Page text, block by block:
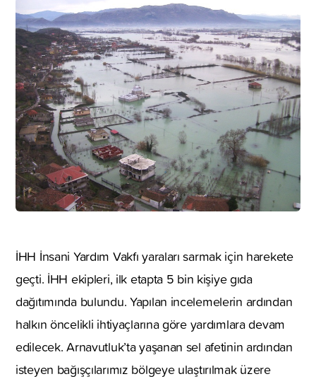
İHH İnsani Yardım Vakfı yaraları sarmak için harekete
geçti. İHH ekipleri, ilk etapta 5 bin kişiye gıda
dağıtımında bulundu. Yapılan incelemelerin ardından
halkın öncelikli ihtiyaçlarına göre yardımlara devam
edilecek. Arnavutluk’ta yaşanan sel afetinin ardından
isteyen bağışçılarımız bölgeye ulaştırılmak üzere